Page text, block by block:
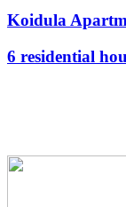
Koidula
6 residential